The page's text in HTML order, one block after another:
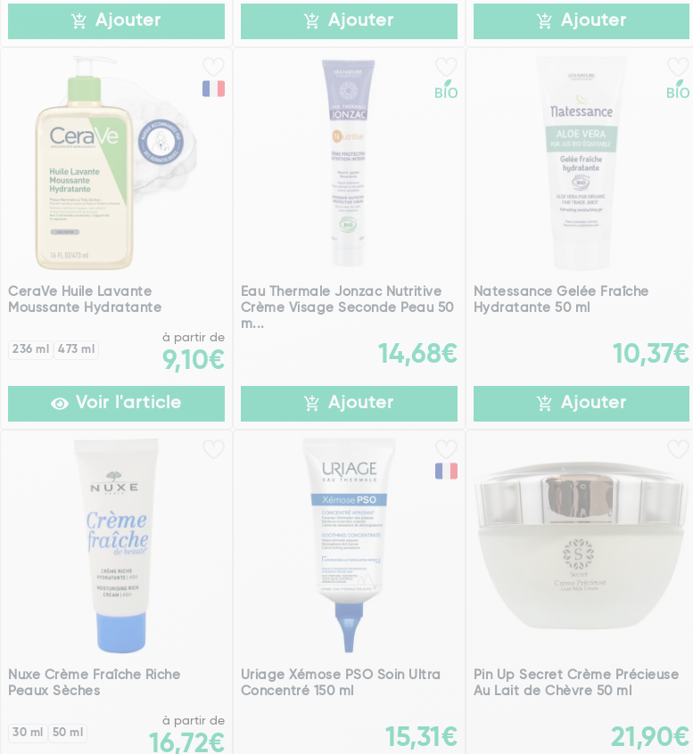
Ajouter Ajouter Ajouter
CeraVe Huile Lavante
Moussante Hydratante
236 ml 473 ml
à partir de
9,10€
Voir l'article
Eau Thermale Jonzac Nutritive
Crème Visage Seconde Peau 50
m...
14,68€
Ajouter
Natessance Gelée Fraîche
Hydratante 50 ml
10,37€
Ajouter
Nuxe Crème Fraîche Riche
Peaux Sèches
30 ml 50 ml
à partir de
16,72€
Uriage Xémose PSO Soin Ultra
Concentré 150 ml
15,31€
Pin Up Secret Crème Précieuse
Au Lait de Chèvre 50 ml
21,90€